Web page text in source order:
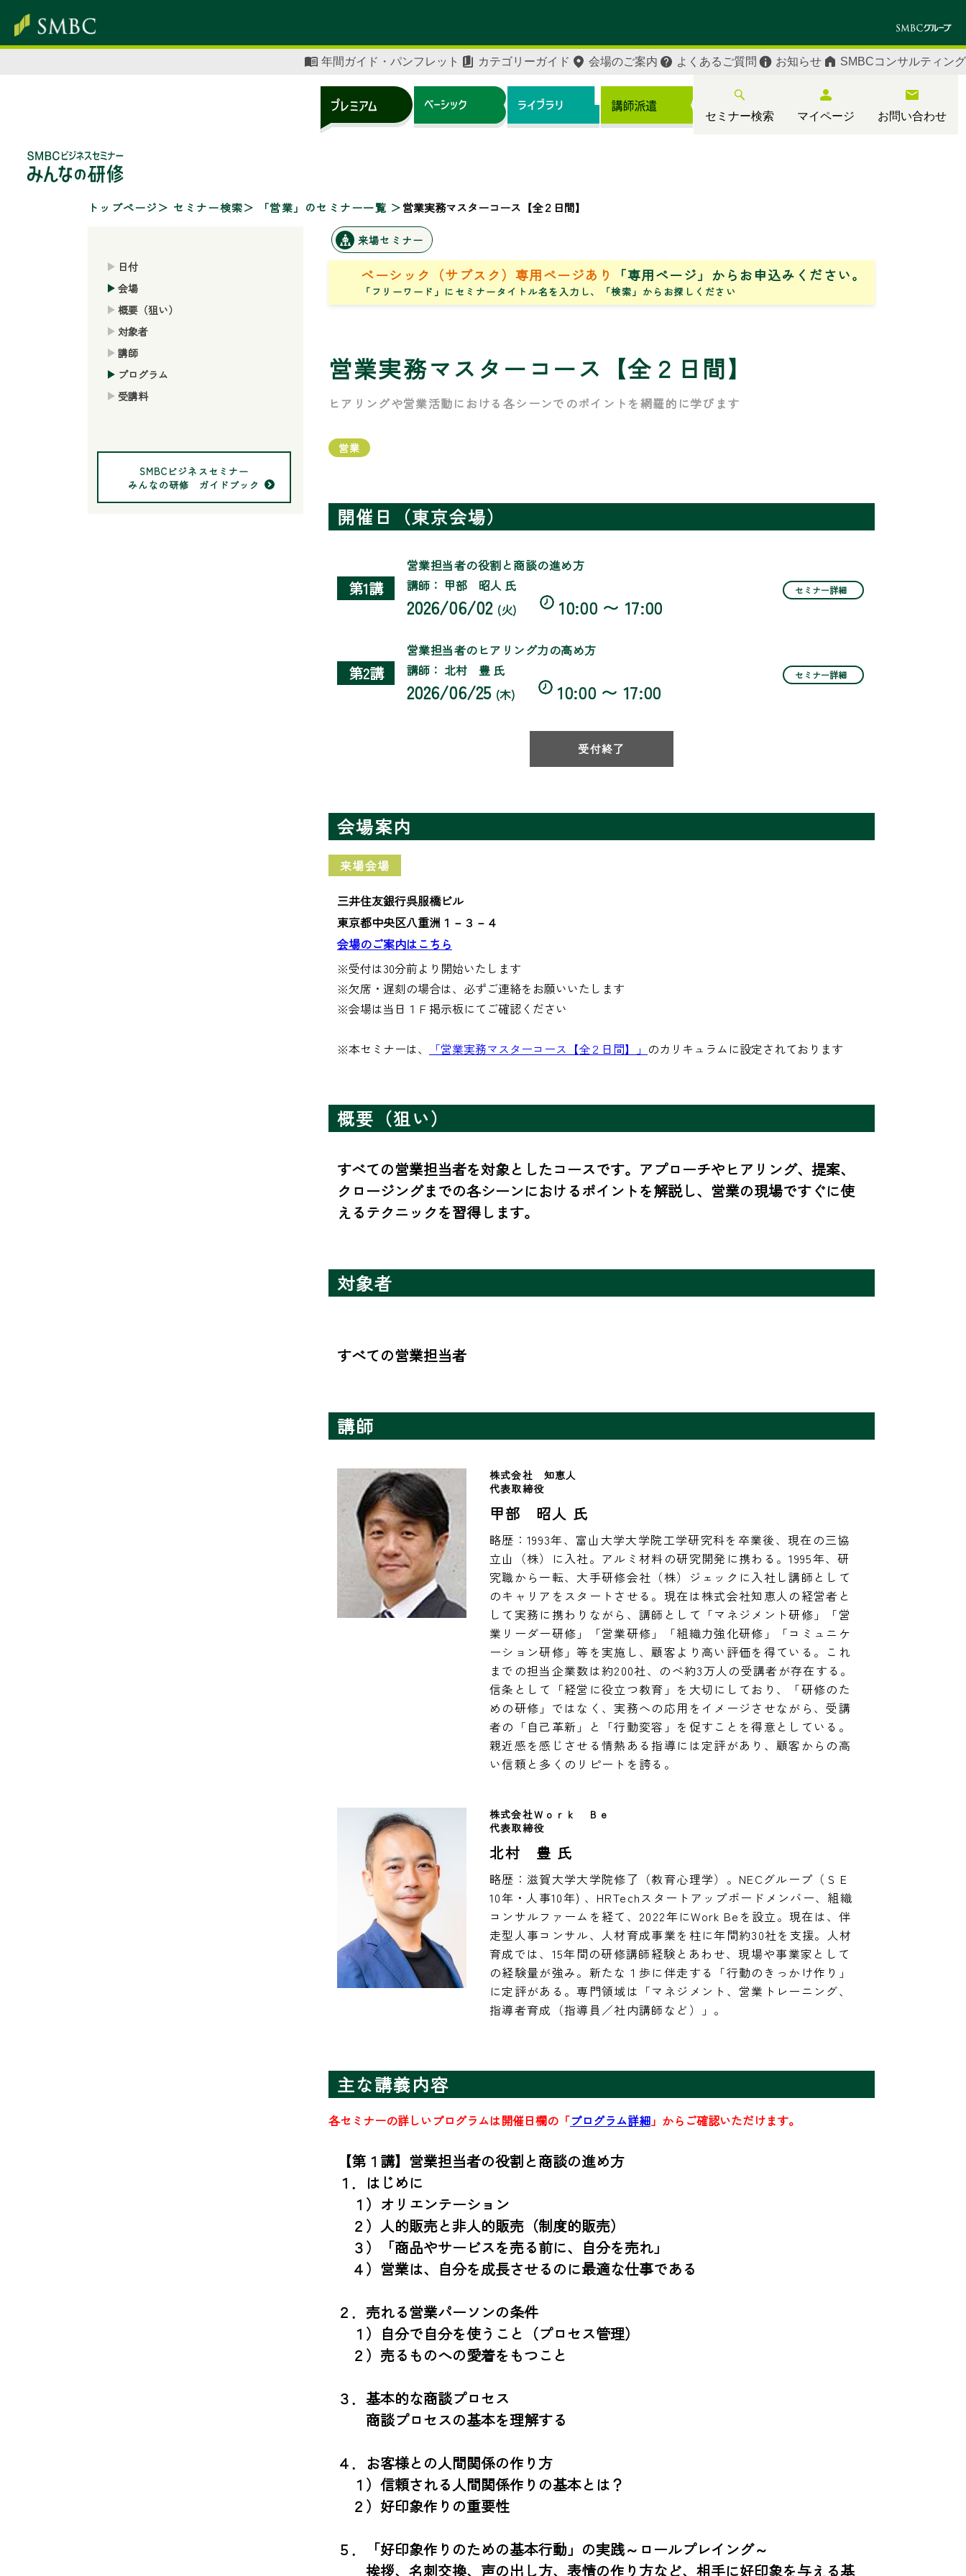
セミナー検索 マイページ お問い合わせ
年間ガイド・パンフレット カテゴリーガイド 会場のご案内 よくあるご質問 お知らせ SMBCコンサルティング
トップページ セミナー検索 「営業」のセミナー一覧 営業実務マスターコース【全２日間】
日付
会場
概要（狙い）
対象者
講師
プログラム
受講料
SMBCビジネスセミナー
みんなの研修 ガイドブック
来場セミナー
ベーシック（サブスク）専用ページあり 「専用ページ」からお申込みください。
「フリーワード」にセミナータイトル名を入力し、「検索」からお探しください
営業実務マスターコース【全２日間】
ヒアリングや営業活動における各シーンでのポイントを網羅的に学びます
営業
開催日（東京会場）
第1講
営業担当者の役割と商談の進め方
セミナー詳細
講師： 甲部 昭人 氏
2026/06/02 (火) 10:00 〜 17:00
第2講
営業担当者のヒアリング力の高め方
セミナー詳細
講師： 北村 豊 氏
2026/06/25 (木) 10:00 〜 17:00
受付終了
会場案内
来場会場
三井住友銀行呉服橋ビル
東京都中央区八重洲１－３－４
会場のご案内はこちら
※受付は30分前より開始いたします
※欠席・遅刻の場合は、必ずご連絡をお願いいたします
※会場は当日１Ｆ掲示板にてご確認ください
※本セミナーは、 「営業実務マスターコース【全２日間】」 のカリキュラムに設定されております
概要（狙い）
すべての営業担当者を対象としたコースです。アプローチやヒアリング、提案、
クロージングまでの各シーンにおけるポイントを解説し、営業の現場ですぐに使
えるテクニックを習得します。
対象者
すべての営業担当者
講師
株式会社　知恵人
代表取締役
甲部 昭人 氏
略歴：1993年、富山大学大学院工学研究科を卒業後、現在の三協
立山（株）に入社。アルミ材料の研究開発に携わる。1995年、研
究職から一転、大手研修会社（株）ジェックに入社し講師として
のキャリアをスタートさせる。現在は株式会社知恵人の経営者と
して実務に携わりながら、講師として「マネジメント研修」「営
業リーダー研修」「営業研修」「組織力強化研修」「コミュニケ
ーション研修」等を実施し、顧客より高い評価を得ている。これ
までの担当企業数は約200社、のべ約3万人の受講者が存在する。
信条として「経営に役立つ教育」を大切にしており、「研修のた
めの研修」ではなく、実務への応用をイメージさせながら、受講
者の「自己革新」と「行動変容」を促すことを得意としている。
親近感を感じさせる情熱ある指導には定評があり、顧客からの高
い信頼と多くのリピートを誇る。
株式会社Ｗｏｒｋ　Ｂｅ
代表取締役
北村 豊 氏
略歴：滋賀大学大学院修了（教育心理学）。NECグループ（ＳＥ
10年・人事10年) 、HRTechスタートアップボードメンバー、組織
コンサルファームを経て、2022年にWork Beを設立。現在は、伴
走型人事コンサル、人材育成事業を柱に年間約30社を支援。人材
育成では、15年間の研修講師経験とあわせ、現場や事業家として
の経験量が強み。新たな１歩に伴走する「行動のきっかけ作り」
に定評がある。専門領域は「マネジメント、営業トレーニング、
指導者育成（指導員／社内講師など）」。
主な講義内容
各セミナーの詳しいプログラムは開催日欄の「プログラム詳細 」からご確認いただけます。
【第１講】営業担当者の役割と商談の進め方
１．はじめに
１）オリエンテーション
２）人的販売と非人的販売（制度的販売）
３）「商品やサービスを売る前に、自分を売れ」
４）営業は、自分を成長させるのに最適な仕事である
２．売れる営業パーソンの条件
１）自分で自分を使うこと（プロセス管理）
２）売るものへの愛着をもつこと
３．基本的な商談プロセス
商談プロセスの基本を理解する
４．お客様との人間関係の作り方
１）信頼される人間関係作りの基本とは？
２）好印象作りの重要性
５．「好印象作りのための基本行動」の実践～ロールプレイング～
挨拶、名刺交換、声の出し方、表情の作り方など、相手に好印象を与える基